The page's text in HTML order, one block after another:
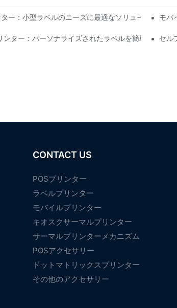
ー：小型ラベルのニーズに最適なソリューションモバ
ンター：パーソナライズされたラベルを簡単に作成
セル
CONTACT US
POSプリンター
ラベルプリンター
モバイルプリンター
キオスクサーマルプリンター
サーマルプリンターメカニズム
POSアクセサリー
ドットマトリックスプリンター
その他のアクセサリー